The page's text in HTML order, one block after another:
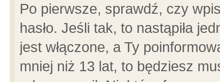
Po pierwsze, sprawdź, czy
hasło. Jeśli tak, to nastąpiła
jest włączone, a Ty
mniej niż 13 lat, to będziesz